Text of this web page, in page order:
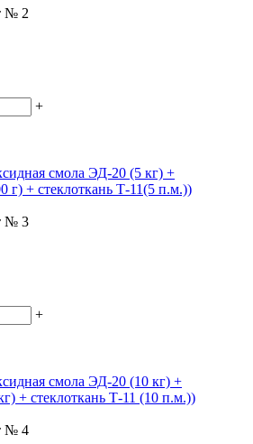
№ 2
+
смола ЭД-20 (5 кг) +
г) + стеклоткань Т-11(5 п.м.))
№ 3
+
смола ЭД-20 (10 кг) +
+ стеклоткань Т-11 (10 п.м.))
№ 4